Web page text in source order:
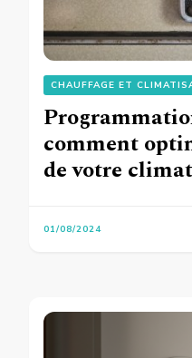
CHAUFFAGE ET
comment
de votre
01/08/2024